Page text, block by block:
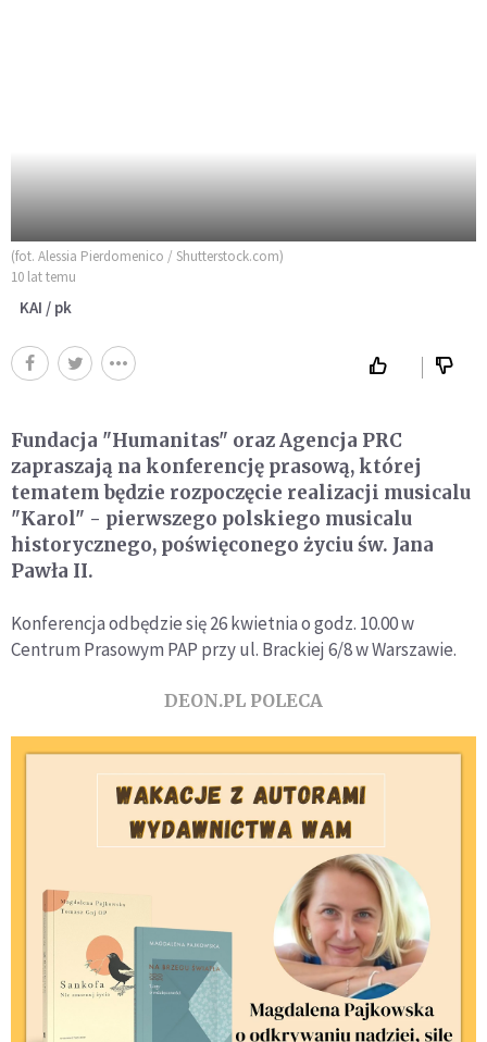
(fot. Alessia Pierdomenico / Shutterstock.com)
10 lat temu
KAI / pk
Fundacja "Humanitas" oraz Agencja PRC
zapraszają na konferencję prasową, której
tematem będzie rozpoczęcie realizacji musicalu
"Karol" - pierwszego polskiego musicalu
historycznego, poświęconego życiu św. Jana
Pawła II.
Konferencja odbędzie się 26 kwietnia o godz. 10.00 w
Centrum Prasowym PAP przy ul. Brackiej 6/8 w Warszawie.
DEON.PL POLECA